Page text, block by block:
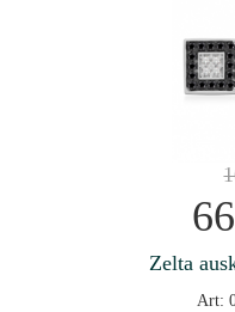
Zelta
Art: